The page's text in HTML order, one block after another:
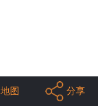
地图 分享